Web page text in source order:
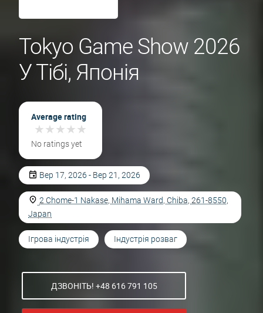
Tokyo Game Show 2026
У Тібі, Японія
Average rating
★★★★★
★★★★★
No ratings yet
Вер 17, 2026 - Вер 21, 2026
2 Chome-1 Nakase, Mihama Ward, Chiba, 261-8550,
Japan
Ігрова індустрія Індустрія розваг
ДЗВОНІТЬ! +48 616 791 105